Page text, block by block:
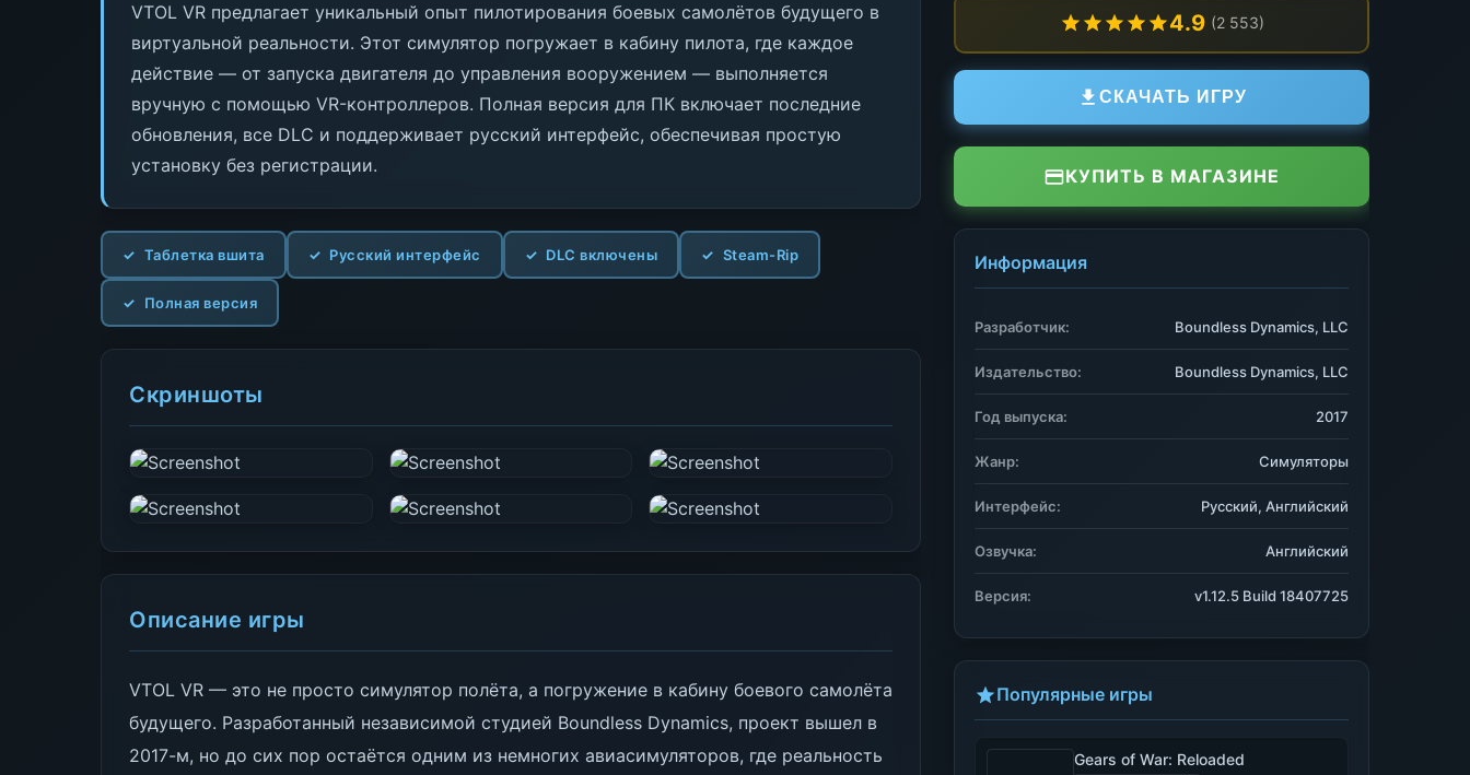
VTOL VR предлагает уникальный опыт пилотирования боевых самолётов будущего в
виртуальной реальности. Этот симулятор погружает в кабину пилота, где каждое
действие — от запуска двигателя до управления вооружением — выполняется
вручную с помощью VR-контроллеров. Полная версия для ПК включает последние
обновления, все DLC и поддерживает русский интерфейс, обеспечивая простую
установку без регистрации.
Таблетка вшита Русский интерфейс DLC включены Steam-Rip
Полная версия
Скриншоты
Описание игры
VTOL VR — это не просто симулятор полёта, а погружение в кабину боевого самолёта
будущего. Разработанный независимой студией Boundless Dynamics, проект вышел в
2017-м, но до сих пор остаётся одним из немногих авиасимуляторов, где реальность
4.9 (2 553)
СКАЧАТЬ ИГРУ
КУПИТЬ В МАГАЗИНЕ
Информация
Разработчик: Boundless Dynamics, LLC
Издательство: Boundless Dynamics, LLC
Год выпуска: 2017
Жанр: Симуляторы
Интерфейс: Русский, Английский
Озвучка: Английский
Версия: v1.12.5 Build 18407725
Популярные игры
Gears of War: Reloaded